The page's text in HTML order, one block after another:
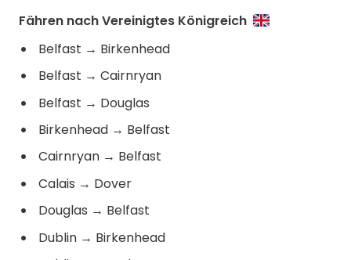
Fähren nach Vereinigtes Königreich
Belfast → Birkenhead
Belfast → Cairnryan
Belfast → Douglas
Birkenhead → Belfast
Cairnryan → Belfast
Calais → Dover
Douglas → Belfast
Dublin → Birkenhead